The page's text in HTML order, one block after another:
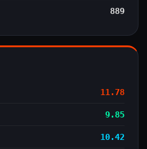
889
11.78
9.85
10.42